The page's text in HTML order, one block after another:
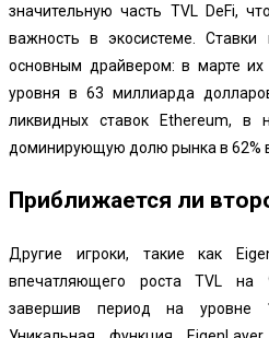
значительную часть TVL DeFi,
важность в экосистеме.
основным драйвером: в марте их
уровня в 63 миллиарда
ликвидных ставок Ethereum, в
доминирующую долю рынка в 62% в
Приближается ли
Другие игроки, такие как
впечатляющего роста TVL на
завершив период на уровне